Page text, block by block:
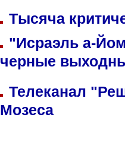
Тысяча
"Исраэль а-
черные
Телеканал
Мозеса